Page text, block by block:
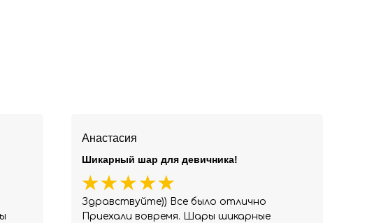
Анастасия
Здравствуйте)) Все было отлично
Приехали вовремя. Шары шикарные
Шикарный шар для девичника!